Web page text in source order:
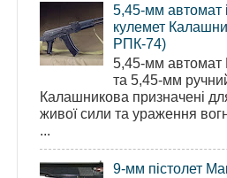
5,45-мм автомат
кулемет
РПК-74)
5,45-мм автомат
та 5,45-мм
Калашникова призначені
живої сили та ураження
...
9-мм пістолет